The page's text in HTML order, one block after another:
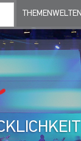
THEMENWELTEN